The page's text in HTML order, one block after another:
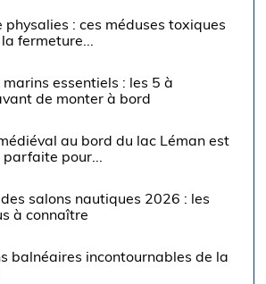
physalies : ces méduses toxiques
fermeture...
essentiels : les 5 à
de monter à bord
au bord du lac Léman est
parfaite pour...
salons nautiques 2026 : les
à connaître
balnéaires incontournables de la